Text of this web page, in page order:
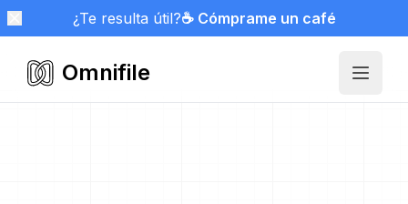
¿Te resulta útil?☕ Cómprame un café
Omnifile